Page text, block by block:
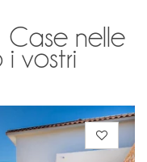
Case nelle
vostri